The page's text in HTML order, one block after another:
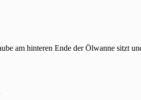
am hinteren Ende der Ölwanne sitzt